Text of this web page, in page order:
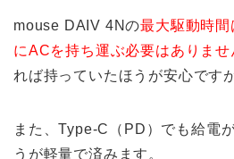
mouse DAIV 4Nの最大駆動時
にACを持ち運ぶ必要はありませ
れば持っていたほうが安心ですが
また、Type-C（PD）でも給電
うが軽量で済みます。